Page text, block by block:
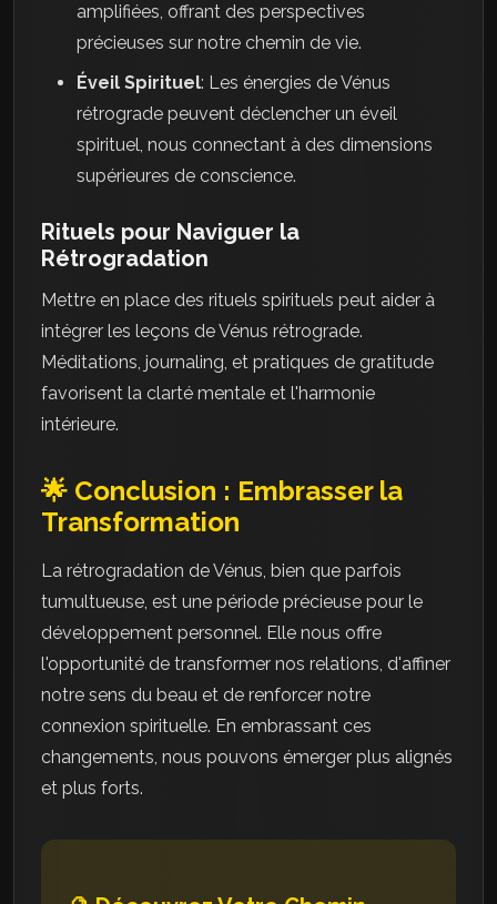
amplifiées, offrant des perspectives
précieuses sur notre chemin de vie.
Éveil Spirituel: Les énergies de Vénus
rétrograde peuvent déclencher un éveil
spirituel, nous connectant à des dimensions
supérieures de conscience.
Rituels pour Naviguer la
Rétrogradation
Mettre en place des rituels spirituels peut aider à
intégrer les leçons de Vénus rétrograde.
Méditations, journaling, et pratiques de gratitude
favorisent la clarté mentale et l'harmonie
intérieure.
🌟 Conclusion : Embrasser la
Transformation
La rétrogradation de Vénus, bien que parfois
tumultueuse, est une période précieuse pour le
développement personnel. Elle nous offre
l'opportunité de transformer nos relations, d'affiner
notre sens du beau et de renforcer notre
connexion spirituelle. En embrassant ces
changements, nous pouvons émerger plus alignés
et plus forts.